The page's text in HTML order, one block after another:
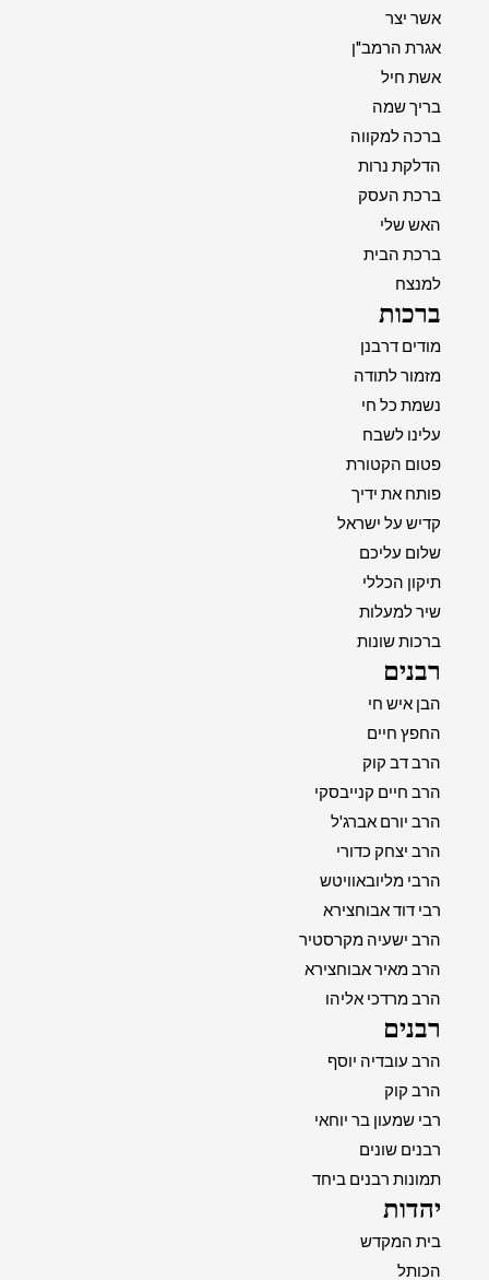
אשר יצר
אגרת הרמב"ן
אשת חיל
בריך שמה
ברכה למקווה
הדלקת נרות
ברכת העסק
האש שלי
ברכת הבית
למנצח
ברכות
מודים דרבנן
מזמור לתודה
נשמת כל חי
עלינו לשבח
פטום הקטורת
פותח את ידיך
קדיש על ישראל
שלום עליכם
תיקון הכללי
שיר למעלות
ברכות שונות
רבנים
הבן איש חי
החפץ חיים
הרב דב קוק
הרב חיים קנייבסקי
הרב יורם אברג'ל
הרב יצחק כדורי
הרבי מליובאוויטש
רבי דוד אבוחצירא
הרב ישעיה מקרסטיר
הרב מאיר אבוחצירא
הרב מרדכי אליהו
רבנים
הרב עובדיה יוסף
הרב קוק
רבי שמעון בר יוחאי
רבנים שונים
תמונות רבנים ביחד
יהדות
בית המקדש
הכותל